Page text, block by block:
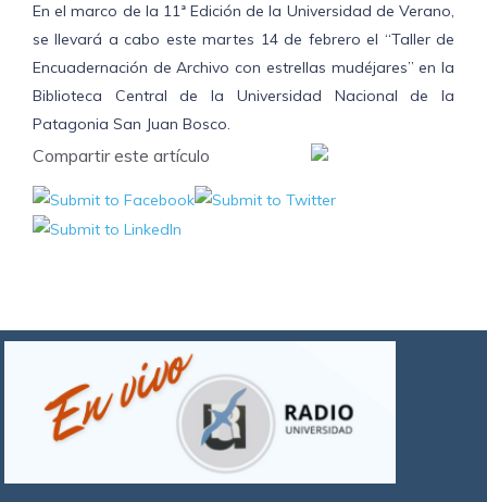
En el marco de la 11ª Edición de la Universidad de Verano,
se llevará a cabo este martes 14 de febrero el “Taller de
Encuadernación de Archivo con estrellas mudéjares” en la
Biblioteca Central de la Universidad Nacional de la
Patagonia San Juan Bosco.
Compartir este artículo